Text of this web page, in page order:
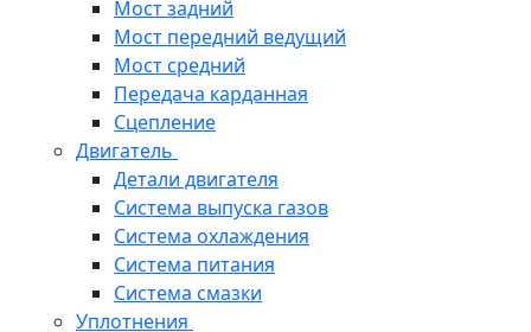
Мост задний
Мост передний ведущий
Мост средний
Передача карданная
Сцепление
Двигатель
Детали двигателя
Система выпуска газов
Система охлаждения
Система питания
Система смазки
Уплотнения